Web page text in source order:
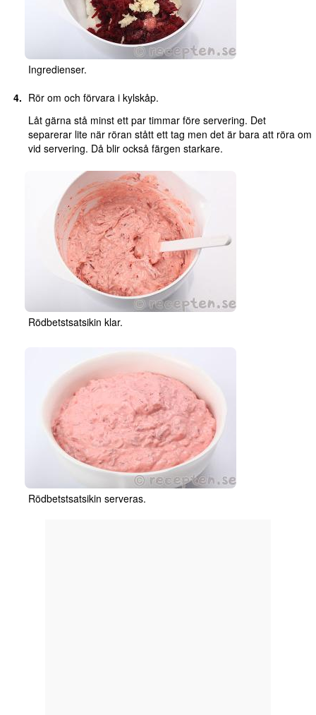
Ingredienser.
Rör om och förvara i kylskåp.
Låt gärna stå minst ett par timmar före servering. Det
separerar lite när röran stått ett tag men det är bara att röra om
vid servering. Då blir också färgen starkare.
Rödbetstsatsikin klar.
Rödbetstsatsikin serveras.